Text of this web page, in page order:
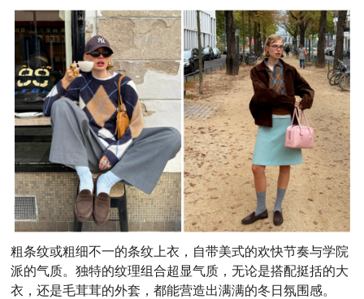
粗条纹或粗细不一的条纹上衣，自带美式的欢快节奏与学院
派的气质。独特的纹理组合超显气质，无论是搭配挺括的大
衣，还是毛茸茸的外套，都能营造出满满的冬日氛围感。